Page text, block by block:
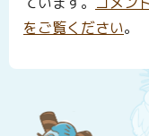
をご覧ください。